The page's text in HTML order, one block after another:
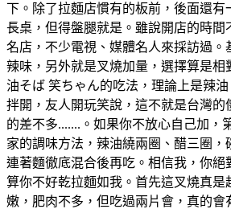
下。除了拉麵店慣有的板前，後面還有
長桌，但得盤腿就是。雖說開店的時間
名店，不少電視、媒體名人來採訪過。
辣味，另外就是叉燒加量，選擇算是相
油そば 笑ちゃん的吃法，理論上是辣
拌開，友人開玩笑說，這不就是台灣的
的差不多.......。如果你不放心自己加，
家的調味方法，辣油繞兩圈、醋三圈，
連著麵徹底混合後再吃。相信我，你絕
算你不好乾拉麵如我。首先這叉燒真是
嫩，肥肉不多，但吃過兩片會，真的會